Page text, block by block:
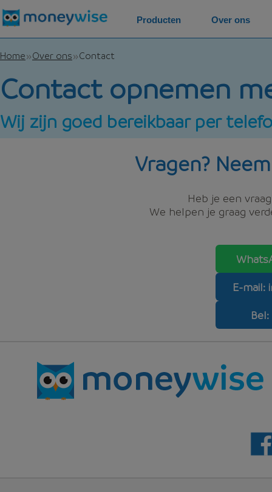
Home Over ons Contact
Contact opnemen
Wij zijn goed bereikbaar per
Vragen?
Heb je een
We helpen je graag
E-mail:
Producten Over ons